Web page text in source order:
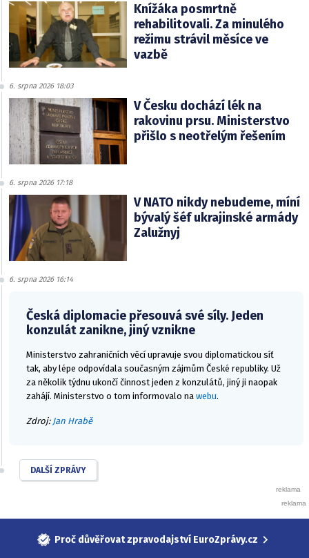
Knížáka posmrtně
rehabilitovali. Za minulého
režimu strávil měsíce ve
vazbě
6. srpna 2026 18:03
V Česku dochází lék na
rakovinu prsu. Ministerstvo
přišlo s neotřelým řešením
6. srpna 2026 17:18
V NATO nikdy nebudeme, míní
bývalý šéf ukrajinské armády
Zalužnyj
6. srpna 2026 16:14
Česká diplomacie přesouvá své síly. Jeden
konzulát zanikne, jiný vznikne
Ministerstvo zahraničních věcí upravuje svou diplomatickou síť
tak, aby lépe odpovídala současným zájmům České republiky. Už
za několik týdnu ukončí činnost jeden z konzulátů, jiný ji naopak
zahájí. Ministerstvo o tom informovalo na webu.
Zdroj: Jan Hrabě
DALŠÍ ZPRÁVY
Proč důvěřovat zpravodajství EuroZprávy.cz